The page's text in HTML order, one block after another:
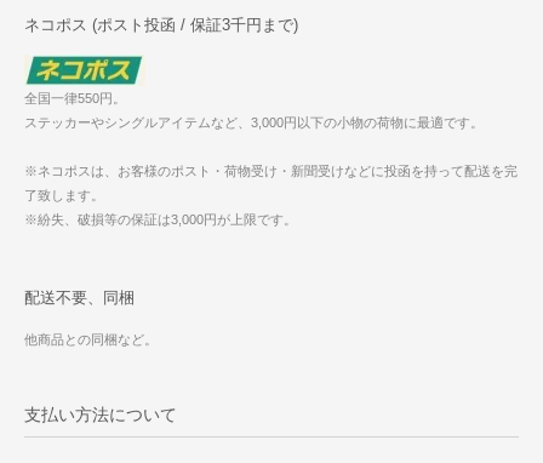
ネコポス (ポスト投函 / 保証3千円まで)
全国一律550円。
ステッカーやシングルアイテムなど、3,000円以下の小物の荷物に最適です。
※ネコポスは、お客様のポスト・荷物受け・新聞受けなどに投函を持って配送を完
了致します。
※紛失、破損等の保証は3,000円が上限です。
配送不要、同梱
他商品との同梱など。
支払い方法について